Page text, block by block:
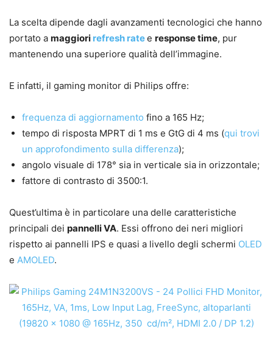
La scelta dipende dagli avanzamenti tecnologici che hanno
portato a maggiori refresh ratee response time, pur
mantenendo una superiore qualità dell’immagine.
E infatti, il gaming monitor di Philips offre:
frequenza di aggiornamento fino a 165 Hz;
tempo di risposta MPRT di 1 ms e GtG di 4 ms (qui trovi
un approfondimento sulla differenza);
angolo visuale di 178° sia in verticale sia in orizzontale;
fattore di contrasto di 3500:1.
Quest’ultima è in particolare una delle caratteristiche
principali dei pannelli VA. Essi offrono dei neri migliori
rispetto ai pannelli IPS e quasi a livello degli schermi OLED
e AMOLED.